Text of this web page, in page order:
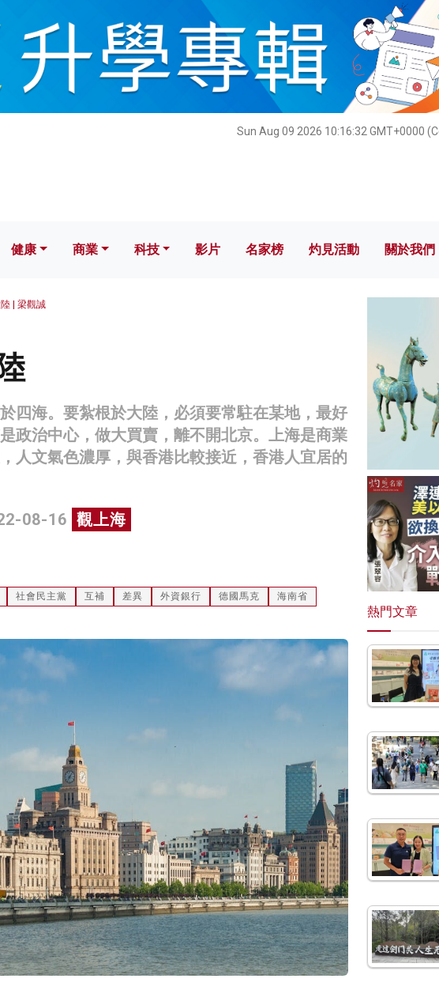
Sun Aug 09 2026 10:16:34 GMT+0000
科技 影片 名家榜 灼見活動 關
健康 商業 科技 影片 名家榜 灼見活動 關於我們
| 梁觀誠
四海。要紮根於大陸，必須要常駐在某地，最好
政治中心，做大買賣，離不開北京。上海是商業
人文氣色濃厚，與香港比較接近，香港人宜居的
08-16 觀上海
社會民主黨 互補 差異 外資銀行 德國馬克
海南省
熱門文章